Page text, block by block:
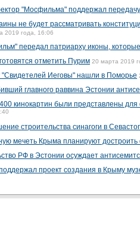
"Мосфильма" поддержал
не будет рассматривать
2019 года, 16:06
передал патриарху иконы, которые
отметить Пурим 20 марта 2019
"Свидетелей Иеговы" нашли в Поморье
главного раввина Эстонии
кинокартин были представлены
строительства синагоги в
мечеть Крыма планируют достроить
РФ в Эстонии осуждает
проект создания в Крыму